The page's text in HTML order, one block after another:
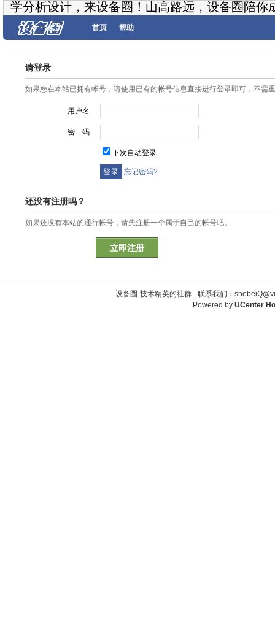
学分析设计，来设备圈！山高路远，设备圈陪你
首页 帮助
请登录
如果您在本站已拥有帐号，请使用已有的帐号信息直接进行登录即可，不需
用户名
密 码
下次自动登录
忘记密码?
还没有注册吗？
如果还没有本站的通行帐号，请先注册一个属于自己的帐号吧。
立即注册
设备圈-技术精英的社群 - 联系我们：
Powered by UCenter